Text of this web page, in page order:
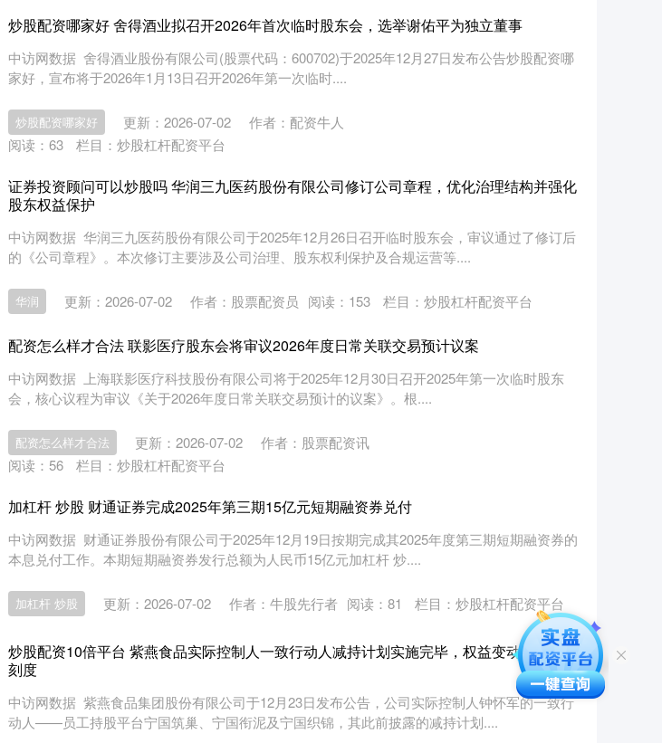
炒股配资哪家好 舍得酒业拟召开2026年首次临时股东会，选举谢佑平为独立董事
中访网数据 舍得酒业股份有限公司(股票代码：600702)于2025年12月27日发布公告炒股配资哪
家好，宣布将于2026年1月13日召开2026年第一次临时....
炒股配资哪家好 更新：2026-07-02
作者：配资牛人
阅读： 63 栏目： 炒股杠杆配资平台
证券投资顾问可以炒股吗 华润三九医药股份有限公司修订公司章程，优化治理结构并强化
股东权益保护
中访网数据 华润三九医药股份有限公司于2025年12月26日召开临时股东会，审议通过了修订后
的《公司章程》。本次修订主要涉及公司治理、股东权利保护及合规运营等....
华润 更新：2026-07-02 作者：股票配资员 阅读： 153 栏目： 炒股杠杆配资平台
配资怎么样才合法 联影医疗股东会将审议2026年度日常关联交易预计议案
中访网数据 上海联影医疗科技股份有限公司将于2025年12月30日召开2025年第一次临时股东
会，核心议程为审议《关于2026年度日常关联交易预计的议案》。根....
配资怎么样才合法 更新：2026-07-02
作者：股票配资讯
阅读： 56 栏目： 炒股杠杆配资平台
加杠杆 炒股 财通证券完成2025年第三期15亿元短期融资券兑付
中访网数据 财通证券股份有限公司于2025年12月19日按期完成其2025年度第三期短期融资券的
本息兑付工作。本期短期融资券发行总额为人民币15亿元加杠杆 炒....
加杠杆 炒股 更新：2026-07-02 作者：牛股先行者 阅读： 81 栏目： 炒股杠杆配资平台
炒股配资10倍平台 紫燕食品实际控制人一致行动人减持计划实施完毕，权益变动触及1%
刻度
中访网数据 紫燕食品集团股份有限公司于12月23日发布公告，公司实际控制人钟怀军的一致行
动人——员工持股平台宁国筑巢、宁国衔泥及宁国织锦，其此前披露的减持计划....